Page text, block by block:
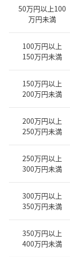
50万円以上100
万円未満
100万円以上
150万円未満
150万円以上
200万円未満
200万円以上
250万円未満
250万円以上
300万円未満
300万円以上
350万円未満
350万円以上
400万円未満